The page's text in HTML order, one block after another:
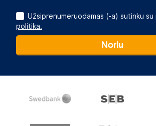
Užsiprenumeruodamas (-a) sutinku su
politika.
Noriu